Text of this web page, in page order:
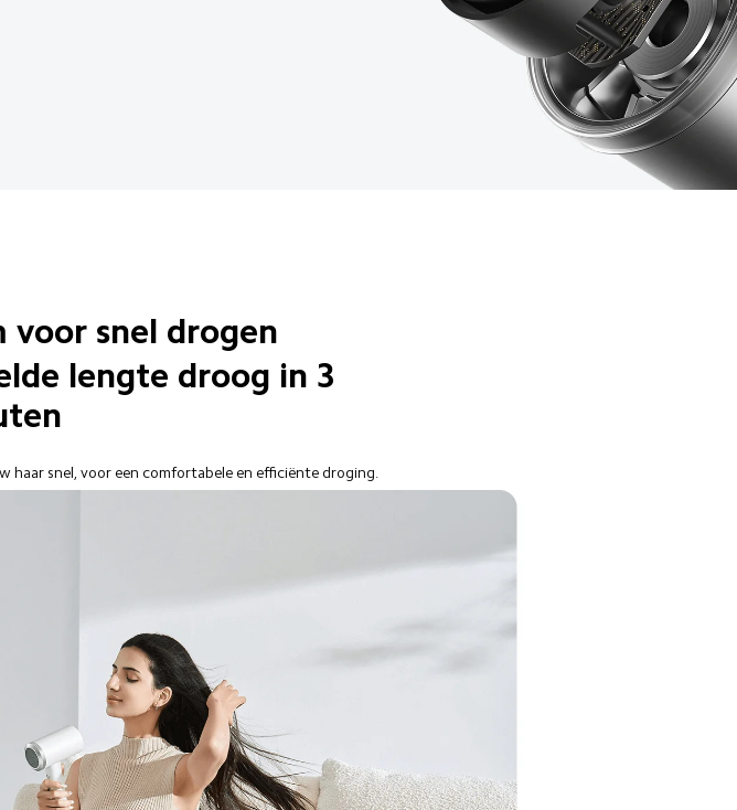
voor snel drogen
lengte droog in 3
snel, voor een comfortabele en efficiënte droging.